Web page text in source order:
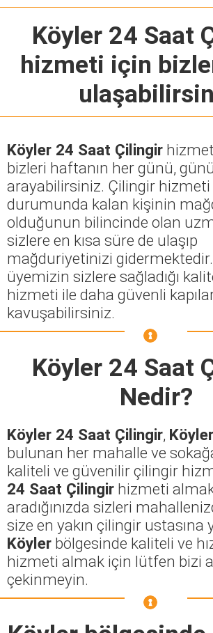
Köyler 24 Saat
hizmeti için
Köyler 24 Saat Çilingir
bizleri haftanın her günü,
arayabilirsiniz. Çilingir
durumunda kalan kişinin
olduğunun bilincinde olan
sizlere en kısa süre de ulaşıp
mağduriyetinizi
üyemizin sizlere sağladığı
hizmeti ile daha güvenli
kavuşabilirsiniz.
Köyler 24 Saat
Nedir?
Köyler 24 Saat Çilingir, Köyler
bulunan her mahalle ve
kaliteli ve güvenilir çilingir
24 Saat Çilingir hizmeti
aradığınızda sizleri
size en yakın çilingir ustasına
Köyler bölgesinde kaliteli ve
hizmeti almak için lütfen bizi
çekinmeyin.